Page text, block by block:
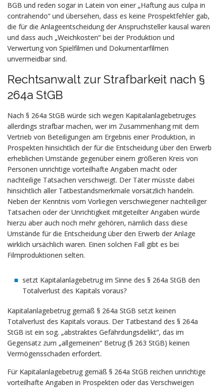
BGB und reden sogar in Latein von einer „Haftung aus culpa in
contrahendo“ und übersehen, dass es keine Prospektfehler gab,
die für die Anlageentscheidung der Anspruchsteller kausal waren
und dass auch „Weichkosten“ bei der Produktion und
Verwertung von Spielfilmen und Dokumentarfilmen
unvermeidbar sind.
Rechtsanwalt zur Strafbarkeit nach §
264a StGB
Nach § 264a StGB würde sich wegen Kapitalanlagebetruges
allerdings strafbar machen, wer im Zusammenhang mit dem
Vertrieb von Beteiligungen am Ergebnis einer Produktion, in
Prospekten hinsichtlich der für die Entscheidung über den Erwerb
erheblichen Umstände gegenüber einem größeren Kreis von
Personen unrichtige vorteilhafte Angaben macht oder
nachteilige Tatsachen verschweigt. Der Täter müsste dabei
hinsichtlich aller Tatbestandsmerkmale vorsätzlich handeln.
Neben der Kenntnis vom Vorliegen verschwiegener nachteiliger
Tatsachen oder der Unrichtigkeit mitgeteilter Angaben würde
hierzu aber auch noch mehr gehören, nämlich dass diese
Umstände für die Entscheidung über den Erwerb der Anlage
wirklich ursächlich waren. Einen solchen Fall gibt es bei
Filmproduktionen selten.
setzt Kapitalanlagebetrug im Sinne des § 264a StGB den
Totalverlust des Kapitals voraus?
Kapitalanlagebetrug gemäß § 264a StGB setzt keinen
Totalverlust des Kapitals voraus. Der Tatbestand des § 264a
StGB ist ein sog. „abstraktes Gefährdungsdelikt“, das im
Gegensatz zum „allgemeinen“ Betrug (§ 263 StGB) keinen
Vermögensschaden erfordert.
Für Kapitalanlagebetrug gemäß § 264a StGB reichen unrichtige
vorteilhafte Angaben in Prospekten oder das Verschweigen